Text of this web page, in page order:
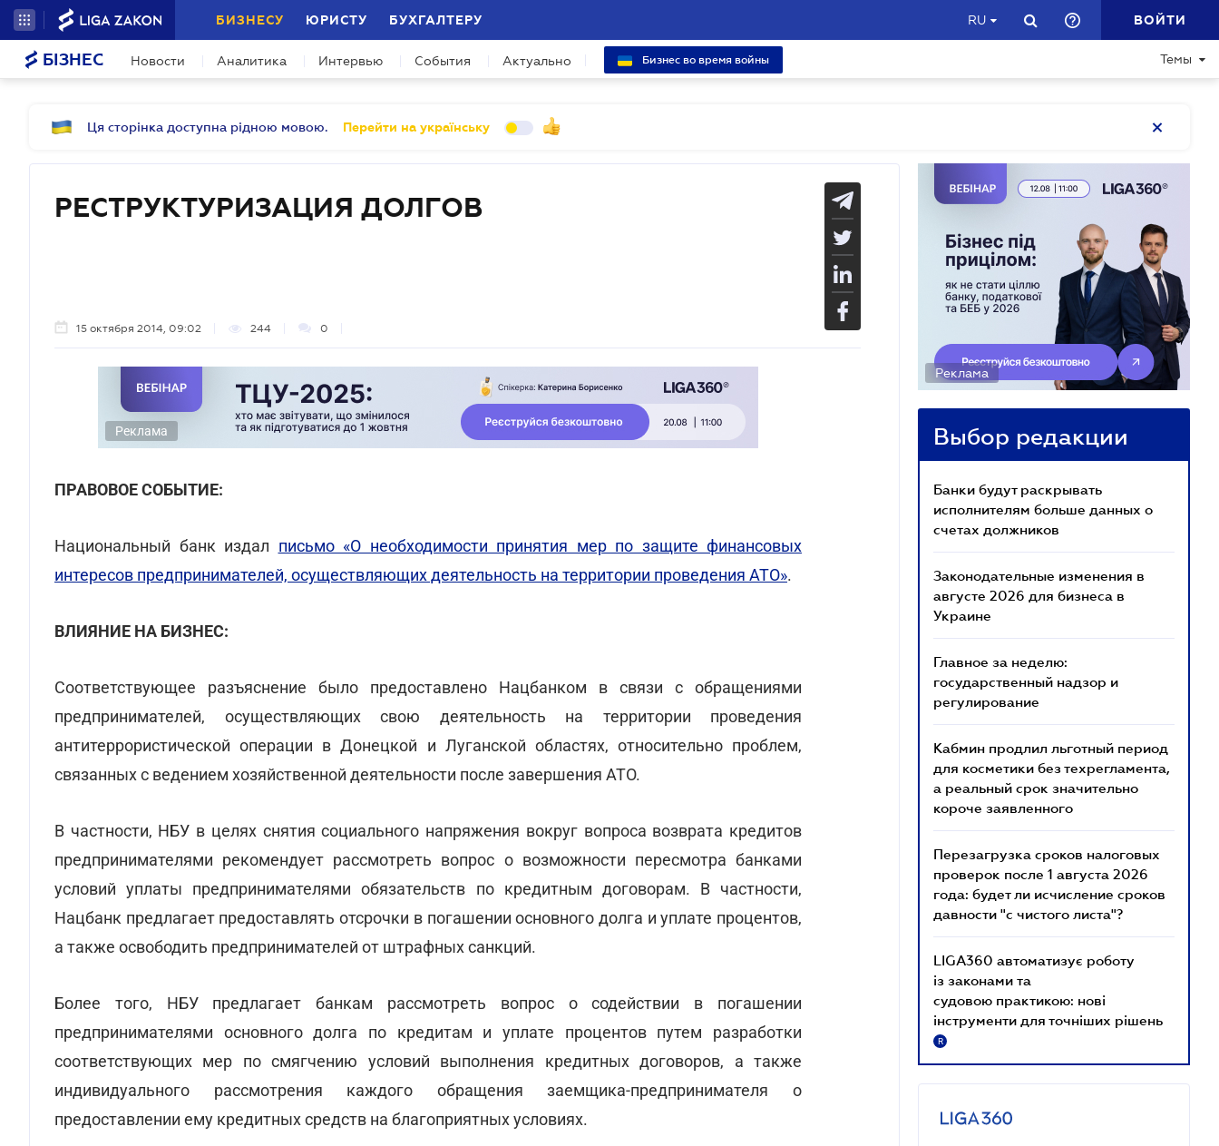
БИЗНЕСУ ЮРИСТУ БУХГАЛТЕРУ RU ВОЙТИ
БІЗНЕС Новости Аналитика Интервью События Актуально Бизнес во время войны Темы
Ця сторінка доступна рідною мовою. Перейти на українську
РЕСТРУКТУРИЗАЦИЯ ДОЛГОВ
15 октября 2014, 09:02 244 0
Реклама
ПРАВОВОЕ СОБЫТИЕ:
Национальный банк издал письмо «О необходимости принятия мер по защите финансовых
интересов предпринимателей, осуществляющих деятельность на территории проведения АТО».
ВЛИЯНИЕ НА БИЗНЕС:
Соответствующее разъяснение было предоставлено Нацбанком в связи с обращениями
предпринимателей, осуществляющих свою деятельность на территории проведения
антитеррористической операции в Донецкой и Луганской областях, относительно проблем,
связанных с ведением хозяйственной деятельности после завершения АТО.
В частности, НБУ в целях снятия социального напряжения вокруг вопроса возврата кредитов
предпринимателями рекомендует рассмотреть вопрос о возможности пересмотра банками
условий уплаты предпринимателями обязательств по кредитным договорам. В частности,
Нацбанк предлагает предоставлять отсрочки в погашении основного долга и уплате процентов,
а также освободить предпринимателей от штрафных санкций.
Более того, НБУ предлагает банкам рассмотреть вопрос о содействии в погашении
предпринимателями основного долга по кредитам и уплате процентов путем разработки
соответствующих мер по смягчению условий выполнения кредитных договоров, а также
индивидуального рассмотрения каждого обращения заемщика-предпринимателя о
предоставлении ему кредитных средств на благоприятных условиях.
Реклама
Выбор редакции
Банки будут раскрывать
исполнителям больше данных о
счетах должников
Законодательные изменения в
августе 2026 для бизнеса в
Украине
Главное за неделю:
государственный надзор и
регулирование
Кабмин продлил льготный период
для косметики без техрегламента,
а реальный срок значительно
короче заявленного
Перезагрузка сроков налоговых
проверок после 1 августа 2026
года: будет ли исчисление сроков
давности "с чистого листа"?
LIGA360 автоматизує роботу
із законами та
судовою практикою: нові
інструменти для точніших рішень
R